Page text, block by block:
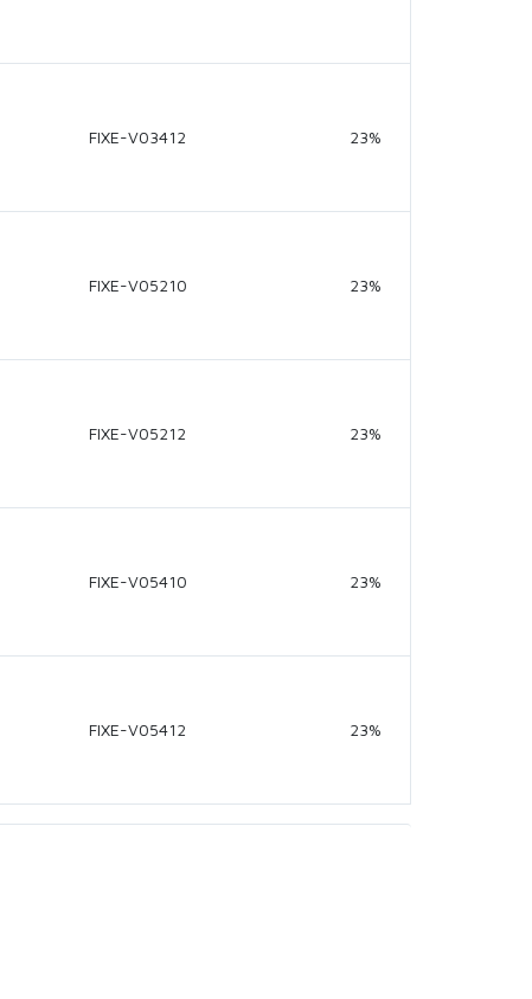
FIXE-V03412 23%
FIXE-V05210 23%
FIXE-V05212 23%
FIXE-V05410 23%
FIXE-V05412 23%